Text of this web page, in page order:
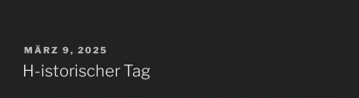
VERÖFFENTLICHT
AM
MÄRZ 9, 2025
H-istorischer Tag